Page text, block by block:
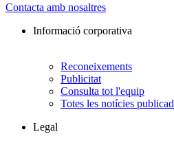
Contacta amb nosaltres
Informació corporativa
Reconeixements
Publicitat
Consulta tot l'equip
Totes les notícies
Legal